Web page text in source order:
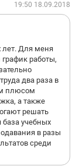
19:50 18.09.2018
лет. Для меня
работы,
два раза в
плюсом
а также
решать
учебных
в разы
среди